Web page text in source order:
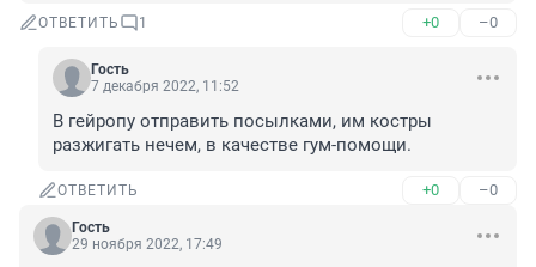
ОТВЕТИТЬ 1 +0 –0
Гость
7 декабря 2022, 11:52
В гейропу отправить посылками, им костры
разжигать нечем, в качестве гум-помощи.
ОТВЕТИТЬ +0 –0
Гость
29 ноября 2022, 17:49